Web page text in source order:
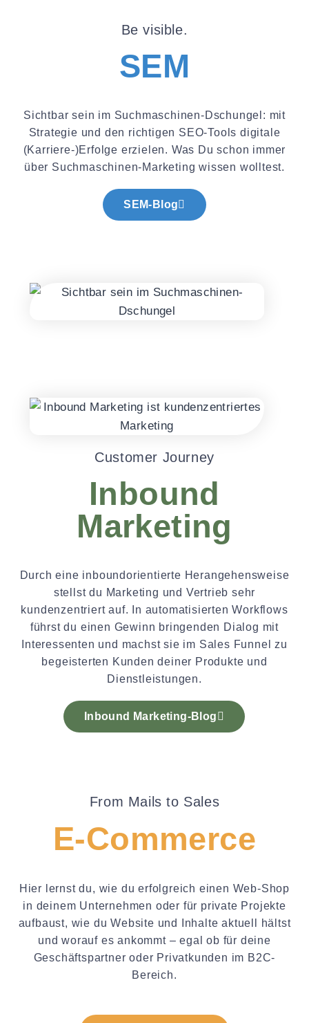
Be visible.
SEM
Sichtbar sein im Suchmaschinen-Dschungel: mit
Strategie und den richtigen SEO-Tools digitale
(Karriere-)Erfolge erzielen. Was Du schon immer
über Suchmaschinen-Marketing wissen wolltest.
SEM-Blog
Customer Journey
Inbound
Marketing
Durch eine inboundorientierte Herangehensweise
stellst du Marketing und Vertrieb sehr
kundenzentriert auf. In automatisierten Workflows
führst du einen Gewinn bringenden Dialog mit
Interessenten und machst sie im Sales Funnel zu
begeisterten Kunden deiner Produkte und
Dienstleistungen.
Inbound Marketing-Blog
From Mails to Sales
E-Commerce
Hier lernst du, wie du erfolgreich einen Web-Shop
in deinem Unternehmen oder für private Projekte
aufbaust, wie du Website und Inhalte aktuell hältst
und worauf es ankommt – egal ob für deine
Geschäftspartner oder Privatkunden im B2C-
Bereich.